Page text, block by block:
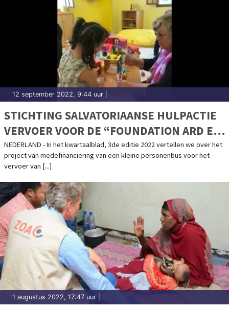
12 september 2022, 9:44 uur
STICHTING SALVATORIAANSE HULPACTIE
VERVOER VOOR DE “FOUNDATION ARD EL
AMAL”
NEDERLAND - In het kwartaalblad, 3de editie 2022 vertellen we over het
project van medefinanciering van een kleine personenbus voor het
vervoer van [...]
1 augustus 2022, 17:47 uur